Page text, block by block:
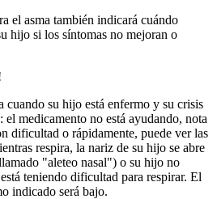
el asma también indicará cuándo
hijo si los síntomas no mejoran o
cuando su hijo está enfermo y su crisis
el medicamento no está ayudando, nota
dificultad o rápidamente, puede ver las
respira, la nariz de su hijo se abre
"aleteo nasal") o su hijo no
teniendo dificultad para respirar. El
indicado será bajo.